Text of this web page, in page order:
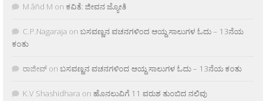
M âñd M on ಕವಿತೆ: ಜೀವನ ಜ್ಯೋತಿ
C.P.Nagaraja on ಬಸವಣ್ಣನ ವಚನಗಳಿಂದ ಆಯ್ದ ಸಾಲುಗಳ ಓದು – 13ನೆಯ
ಕಂತು
ರಾಜೀವ್ on ಬಸವಣ್ಣನ ವಚನಗಳಿಂದ ಆಯ್ದ ಸಾಲುಗಳ ಓದು – 13ನೆಯ ಕಂತು
K.V Shashidhara on ಹೊನಲುವಿಗೆ 11 ವರುಶ ತುಂಬಿದ ನಲಿವು